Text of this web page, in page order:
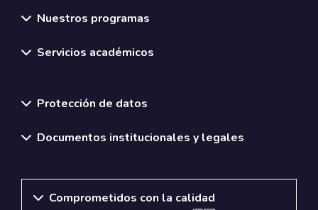
Nuestros programas
Servicios académicos
Protección de datos
Documentos institucionales y legales
Comprometidos con la calidad